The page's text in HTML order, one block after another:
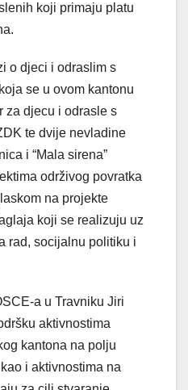
koji primaju platu
o djeci i odraslim s
se u ovom kantonu
za djecu i odrasle s
te dvije nevladine
i “Mala sirena”
održivog povratka
na projekte
koji se realizuju uz
rad, socijalnu politiku i
a u Travniku Jiri
aktivnostima
kantona na polju
i aktivnostima na